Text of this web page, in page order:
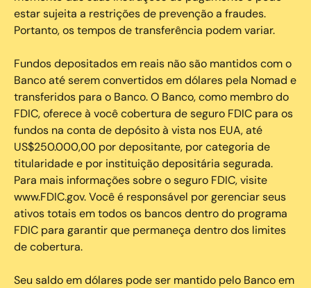
estar sujeita a restrições de prevenção a fraudes.
Portanto, os tempos de transferência podem variar.
Fundos depositados em reais não são mantidos com o
Banco até serem convertidos em dólares pela Nomad e
transferidos para o Banco. O Banco, como membro do
FDIC, oferece à você cobertura de seguro FDIC para os
fundos na conta de depósito à vista nos EUA, até
US$250.000,00 por depositante, por categoria de
titularidade e por instituição depositária segurada.
Para mais informações sobre o seguro FDIC, visite
www.FDIC.gov. Você é responsável por gerenciar seus
ativos totais em todos os bancos dentro do programa
FDIC para garantir que permaneça dentro dos limites
de cobertura.
Seu saldo em dólares pode ser mantido pelo Banco em